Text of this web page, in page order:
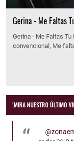
Gerina - Me Faltas
Gerina - Me Faltas
convencional, Me
!MIRA NUESTRO ÚLTIMO